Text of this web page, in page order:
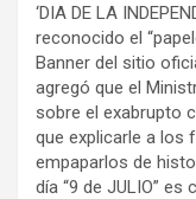
‘DIA DE LA
reconocido el
Banner del sitio
agregó que el
sobre el exabrupto
que explicarle a los
empaparlos de
día “9 de JULIO”